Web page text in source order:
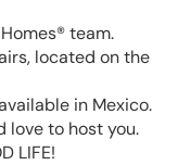
team.
located on the
in Mexico.
love to host you.
LIFE!